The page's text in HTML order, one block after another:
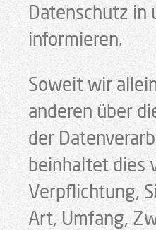
Datenschutz in
informieren.
Soweit wir
anderen über
der
beinhaltet dies
Verpflichtung,
Art, Umfang,